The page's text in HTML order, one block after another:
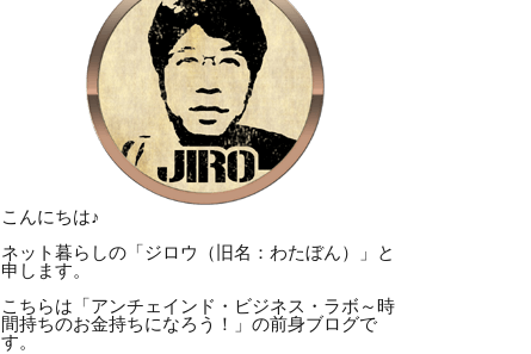
こんにちは♪
ネット暮らしの「ジロウ（旧名：わたぼん）」と
申します。
こちらは「アンチェインド・ビジネス・ラボ～時
間持ちのお金持ちになろう！」の前身ブログで
す。